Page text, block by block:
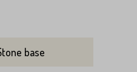
base